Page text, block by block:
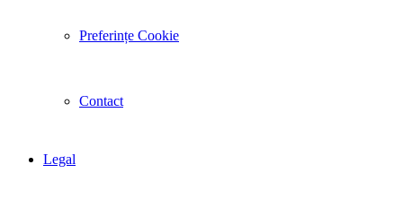
Preferințe Cookie
Contact
Legal